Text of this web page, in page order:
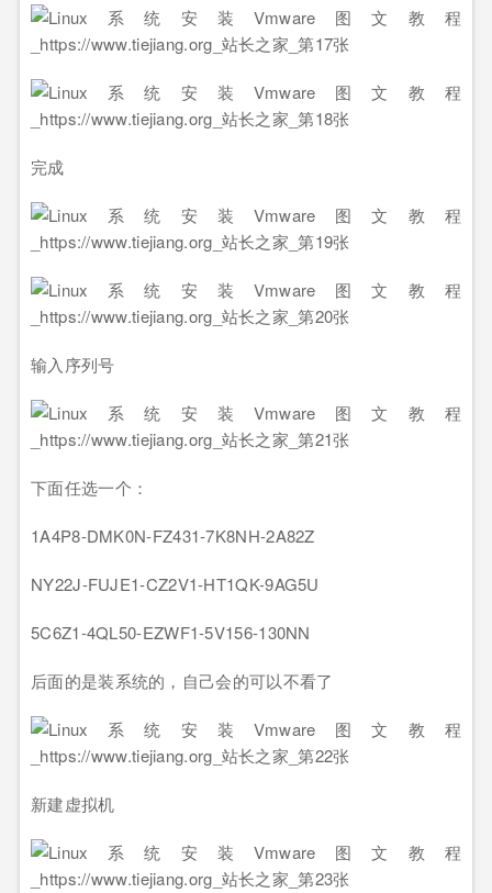
完成
输入序列号
下面任选一个：
1A4P8-DMK0N-FZ431-7K8NH-2A82Z
NY22J-FUJE1-CZ2V1-HT1QK-9AG5U
5C6Z1-4QL50-EZWF1-5V156-130NN
后面的是装系统的，自己会的可以不看了
新建虚拟机